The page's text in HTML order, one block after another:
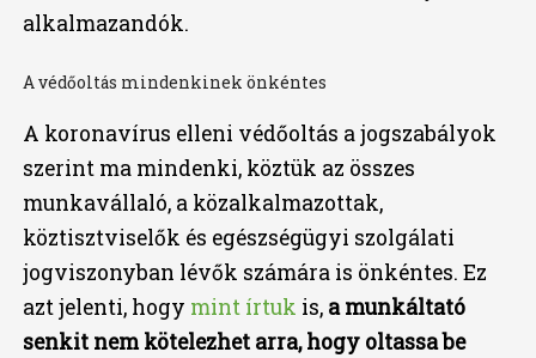
alkalmazandók.
A védőoltás mindenkinek önkéntes
A koronavírus elleni védőoltás a jogszabályok
szerint ma mindenki, köztük az összes
munkavállaló, a közalkalmazottak,
köztisztviselők és egészségügyi szolgálati
jogviszonyban lévők számára is önkéntes. Ez
azt jelenti, hogy mint írtuk is, a munkáltató
senkit nem kötelezhet arra, hogy oltassa be